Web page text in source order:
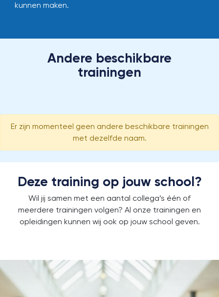
kunnen maken.
Andere beschikbare
trainingen
Er zijn momenteel geen andere beschikbare trainingen
met dezelfde naam.
Deze training op jouw school?
Wil jij samen met een aantal collega’s één of
meerdere trainingen volgen? Al onze trainingen en
opleidingen kunnen wij ook op jouw school geven.